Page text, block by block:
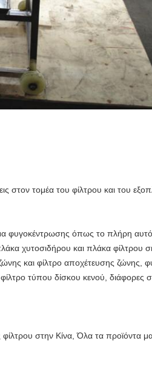
στον τομέα του φίλτρου και του
φυγοκέντρωσης όπως το πλήρη
χυτοσιδήρου και πλάκα φίλτρου
και φίλτρο αποχέτευσης ζώνης,
τύπου δίσκου κενού, διάφορες
στην Κίνα, Όλα τα προϊόντα